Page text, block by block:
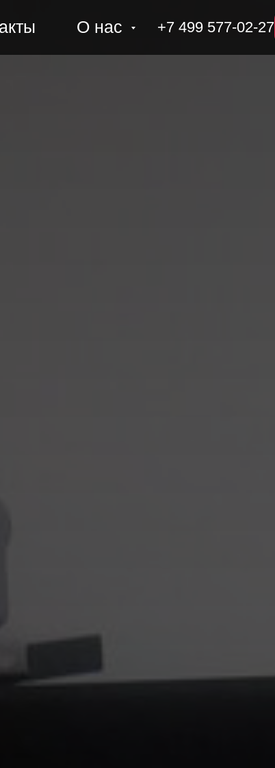
О нас +7 499 577-02-27